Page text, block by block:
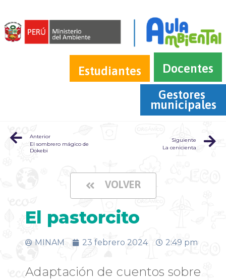
Estudiantes
Docentes
Gestores
municipales
Anterior
El sombrero mágico de
Dokebi
Siguiente
La cenicienta
VOLVER
El pastorcito
MINAM 23 febrero 2024 2:49 pm
Adaptación de cuentos sobre